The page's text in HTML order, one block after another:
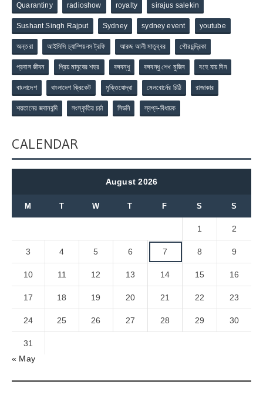
Quarantiny radioshow royalty sirajus salekin
Sushant Singh Rajput Sydney sydney event youtube
অন্তরা আইসিসি চ্যাম্পিয়নস ট্রফি আরজ আলী মাতুব্বর গৌরচন্দ্রিকা
প্রবাস জীবন প্রিয় মানুষের শহর বঙ্গবন্ধু বঙ্গবন্ধু শেখ মুজিব বহে যায় দিন
বাংলাদেশ বাংলাদেশ ক্রিকেট মুক্তিযোদ্ধা মেলবোর্নের চিঠি রাজাকার
শয়তানের জবানবন্দি সংস্কৃতির চর্চা সিডনি স্বপ্ন-বিধায়ক
CALENDAR
August 2026
M T W T F S S
1 2
3 4 5 6 7 8 9
10 11 12 13 14 15 16
17 18 19 20 21 22 23
24 25 26 27 28 29 30
31
« May